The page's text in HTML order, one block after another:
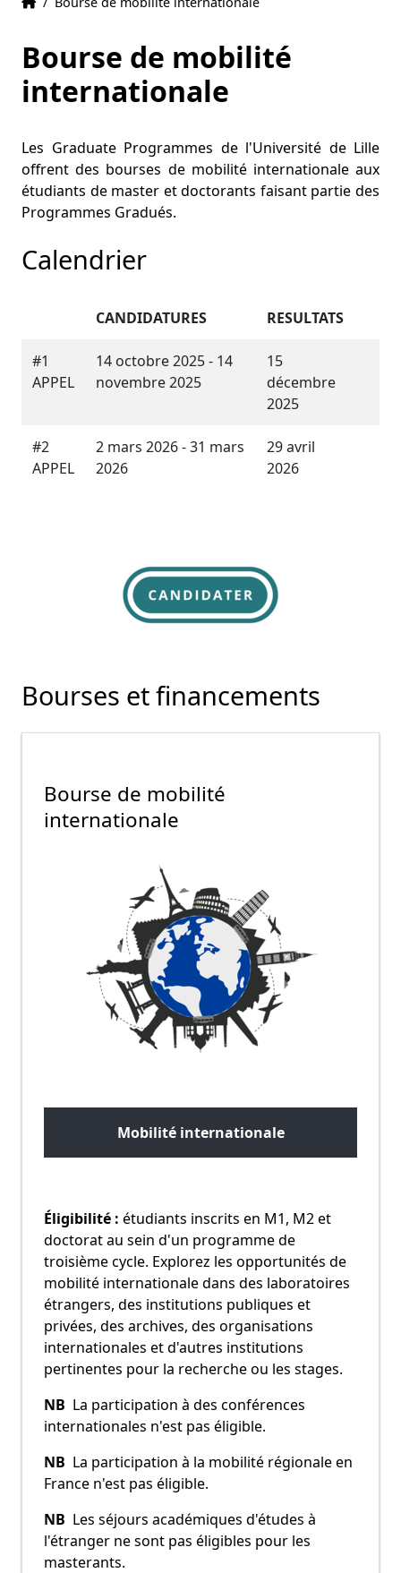
Bourse de mobilité
internationale
Les Graduate Programmes de l'Université de Lille
offrent des bourses de mobilité internationale aux
étudiants de master et doctorants faisant partie des
Programmes Gradués.
Calendrier
CANDIDATURES RESULTATS
#1
APPEL
14 octobre 2025 - 14
novembre 2025
15
décembre
2025
#2
APPEL
2 mars 2026 - 31 mars
2026
29 avril
2026
Bourses et financements
Bourse de mobilité
internationale
Mobilité internationale
Éligibilité : étudiants inscrits en M1, M2 et
doctorat au sein d'un programme de
troisième cycle. Explorez les opportunités de
mobilité internationale dans des laboratoires
étrangers, des institutions publiques et
privées, des archives, des organisations
internationales et d'autres institutions
pertinentes pour la recherche ou les stages.
NB La participation à des conférences
internationales n'est pas éligible.
NB La participation à la mobilité régionale en
France n'est pas éligible.
NB Les séjours académiques d'études à
l'étranger ne sont pas éligibles pour les
masterants.